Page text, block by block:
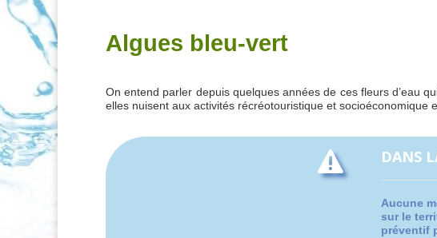
Algues bleu-vert
On entend parler depuis quelques années de ces fleurs d’eau
elles nuisent aux activités récréotouristique et socioéconomique
 DANS
Aucune
sur le
préventif